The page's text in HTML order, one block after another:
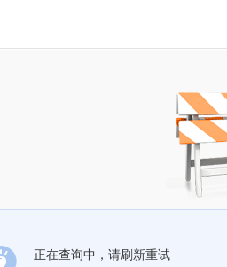
正在查询中，请刷新重试